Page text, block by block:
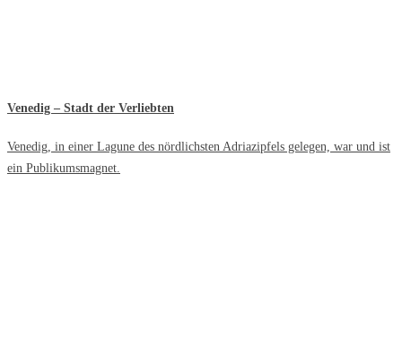
Venedig – Stadt der Verliebten
Venedig, in einer Lagune des nördlichsten Adriazipfels gelegen, war und ist
ein Publikumsmagnet.